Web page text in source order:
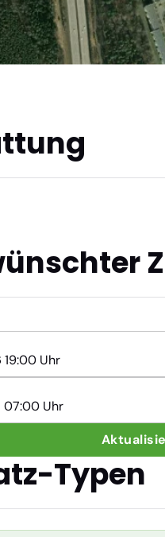
Typen